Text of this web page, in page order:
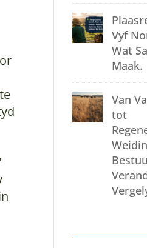
Vyf
Wat
Maak.
Van
tot